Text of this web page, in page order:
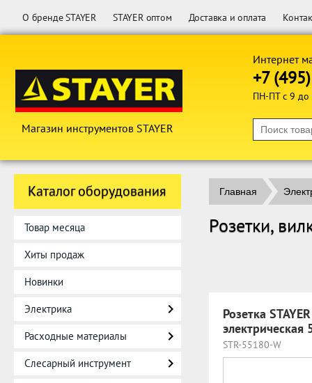
О бренде STAYER STAYER оптом Доставка и оплата
Магазин инструментов STAYER
Интернет
+7
ПН-ПТ с 9 до
Каталог оборудования
Товар месяца
Хиты продаж
Новинки
Электрика
Расходные материалы
Слесарный инструмент
Главная
Розетки,
Розетка
электрическая
STR-55180-W